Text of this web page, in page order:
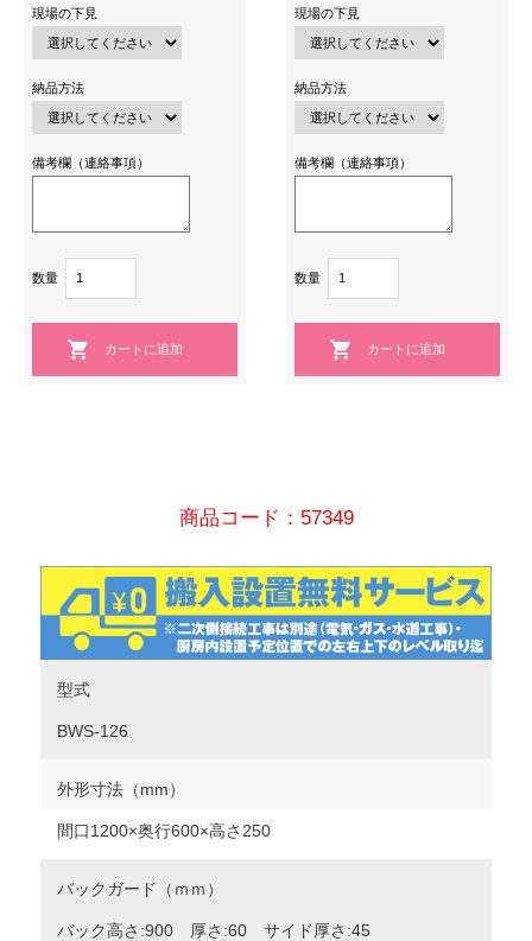
現場の下見
納品方法
備考欄（連絡事項）
数量
現場の下見
納品方法
備考欄（連絡事項）
数量
商品コード：57349
型式
BWS-126
外形寸法（mm）
間口1200×奥行600×高さ250
バックガード（ｍｍ）
バック高さ:900 厚さ:60 サイド厚さ:45